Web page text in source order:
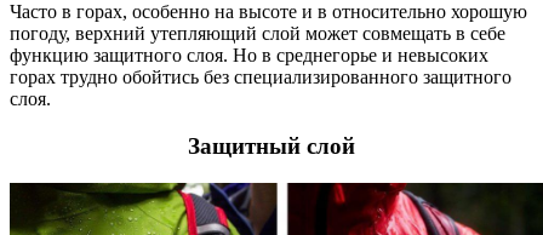
Часто в горах, особенно на высоте и в относительно хорошую
погоду, верхний утепляющий слой может совмещать в себе
функцию защитного слоя. Но в среднегорье и невысоких
горах трудно обойтись без специализированного защитного
слоя.
Защитный слой